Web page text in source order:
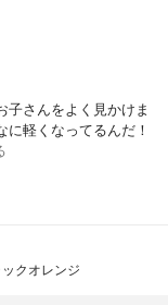
子さんをよく見かけま
軽くなってるんだ！
クオレンジ